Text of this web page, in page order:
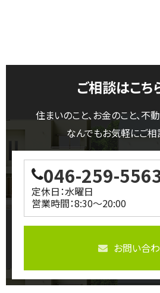
ご相談はこち
住まいのこと、お金のこと、不
なんでもお気軽にご相
046-259-
定休日：水曜日
営業時間：8:30～20:00
お問い合